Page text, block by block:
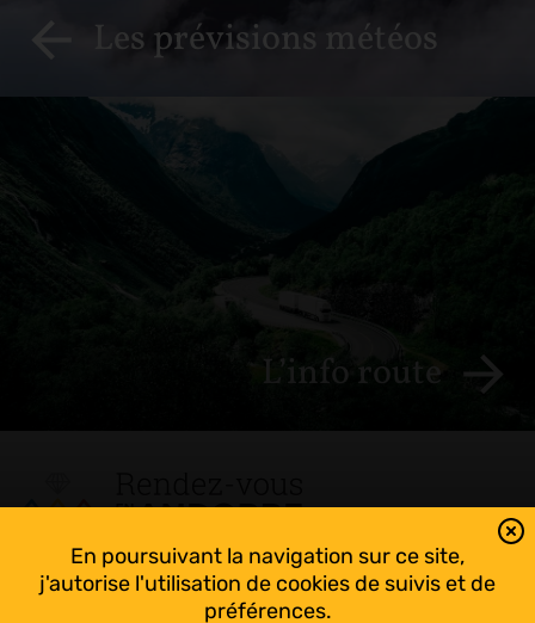
En poursuivant la navigation sur ce site,
j'autorise l'utilisation de cookies de suivis et de
préférences.
Les prévisions météos
L’info route
Tout suivre sur l’Andorre!
Facebook